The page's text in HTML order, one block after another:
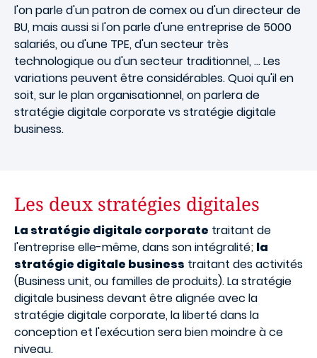
l'on parle d'un patron de comex ou d'un directeur de
BU, mais aussi si l'on parle d'une entreprise de 5000
salariés, ou d'une TPE, d'un secteur très
technologique ou d'un secteur traditionnel, ... Les
variations peuvent être considérables. Quoi qu'il en
soit, sur le plan organisationnel, on parlera de
stratégie digitale corporate vs stratégie digitale
business.
Les deux stratégies digitales
La stratégie digitale corporate traitant de
l'entreprise elle-même, dans son intégralité; la
stratégie digitale business traitant des activités
(Business unit, ou familles de produits). La stratégie
digitale business devant être alignée avec la
stratégie digitale corporate, la liberté dans la
conception et l'exécution sera bien moindre à ce
niveau.